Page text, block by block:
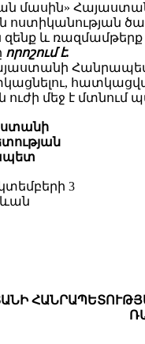
մասին»
զենք և
որոշում է.
ուժի մեջ է
3